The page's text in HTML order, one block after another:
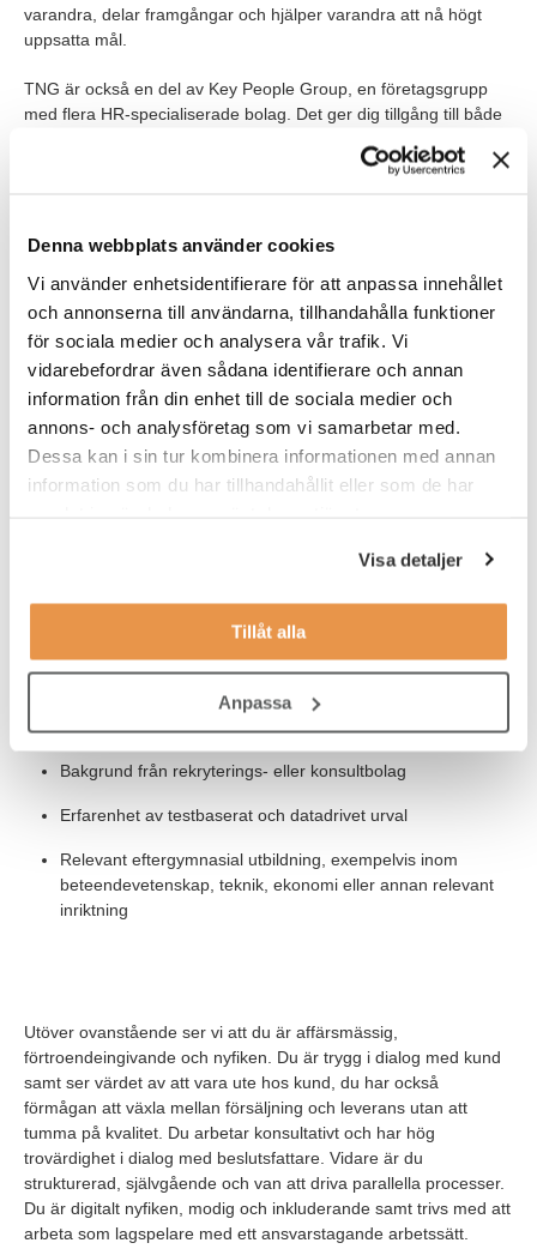
Denna webbplats använder cookies
Vi använder enhetsidentifierare för att anpassa innehållet
och annonserna till användarna, tillhandahålla funktioner
för sociala medier och analysera vår trafik. Vi
vidarebefordrar även sådana identifierare och annan
information från din enhet till de sociala medier och
annons- och analysföretag som vi samarbetar med.
Dessa kan i sin tur kombinera informationen med annan
information som du har tillhandahållit eller som de har
Visa detaljer
Tillåt alla
Anpassa
varandra, delar framgångar och hjälper varandra att nå högt
uppsatta mål.
TNG är också en del av Key People Group, en företagsgrupp
med flera HR-specialiserade bolag. Det ger dig tillgång till både
En strukturerad introduktion och onboarding
Internutbildningar inom sälj, rekrytering och vår metodik
Delta i vår nationella introduktion och lära känna hela TNG-
nätverket
Våra förväntningar
Vi lägger stor vikt vid dina personliga egenskaper, men för att
trivas och vara aktuell för rollen ser vi att du har:
teknik/industri och därför har förståelse för tekniska roller
En tydlig kommersiell ådra – van att skapa affär, bygga
relationer och ta initiativ
Förmåga och vilja att träffa kunder på plats, inklusive
industrimiljöer
Bakgrund från rekryterings- eller konsultbolag
Erfarenhet av testbaserat och datadrivet urval
Relevant eftergymnasial utbildning, exempelvis inom
beteendevetenskap, teknik, ekonomi eller annan relevant
inriktning
Utöver ovanstående ser vi att du är affärsmässig,
förtroendeingivande och nyfiken. Du är trygg i dialog med kund
samt ser värdet av att vara ute hos kund, du har också
förmågan att växla mellan försäljning och leverans utan att
tumma på kvalitet. Du arbetar konsultativt och har hög
trovärdighet i dialog med beslutsfattare. Vidare är du
strukturerad, självgående och van att driva parallella processer.
Du är digitalt nyfiken, modig och inkluderande samt trivs med att
arbeta som lagspelare med ett ansvarstagande arbetssätt.